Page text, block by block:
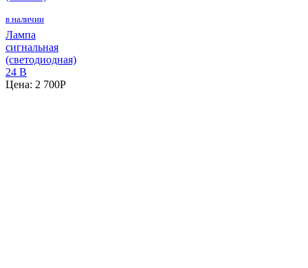
в наличии
Лампа
сигнальная
(светодиодная)
24 В
Цена: 2 700P